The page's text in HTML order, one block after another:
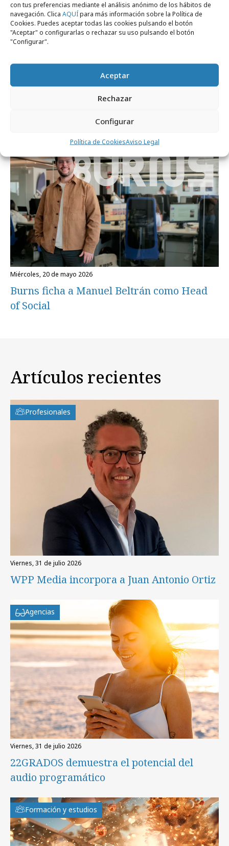
con tus preferencias mediante el análisis anónimo de los hábitos de
navegación. Clica AQUÍpara más información sobre la Política de
Cookies. Puedes aceptar todas las cookies pulsando el botón
"Aceptar" o configurarlas o rechazar su uso pulsando el botón
"Configurar".
Aceptar
Rechazar
Configurar
Política de CookiesAviso Legal
Lexus hace del mercado de las flores un
miércoles, 20 de mayo 2026
Burns ficha a Manuel Beltrán como Head
of Social
Artículos recientes
Profesionales
viernes, 31 de julio 2026
WPP Media incorpora a Juan Antonio Ortiz
Agencias
viernes, 31 de julio 2026
22GRADOS demuestra el potencial del
audio programático
Formación y estudios